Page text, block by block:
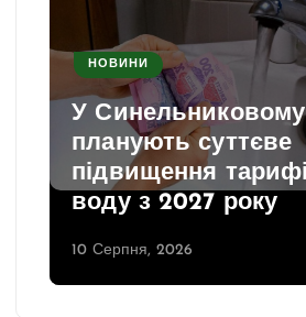
НОВИНИ
У Синельниковому
планують суттєве
підвищення
воду з 2027 року
10 Серпня, 2026